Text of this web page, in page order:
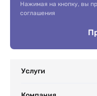
Нажимая на кнопку, вы
соглашения
Услуги